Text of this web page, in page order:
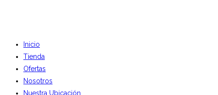
Inicio
Tienda
Ofertas
Nosotros
Nuestra Ubicación